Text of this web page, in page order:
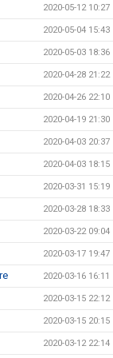
2020-05-12 10:27
2020-05-04 15:43
2020-05-03 18:36
2020-04-28 21:22
2020-04-26 22:10
2020-04-19 21:30
2020-04-03 20:37
2020-04-03 18:15
2020-03-31 15:19
2020-03-28 18:33
2020-03-22 09:04
2020-03-17 19:47
2020-03-16 16:11
2020-03-15 22:12
2020-03-15 20:15
2020-03-12 22:14